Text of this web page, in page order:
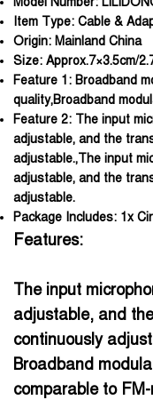
Item Type: Cable &
Origin: Mainland China
Size: Approx.7×3.5cm/
Feature 1: Broadband
quality,Broadband
Feature 2: The input
adjustable, and the
adjustable.,The input
adjustable, and the
adjustable.
Package Includes: 1x
Features:
The input
adjustable, and
continuously
Broadband
comparable to